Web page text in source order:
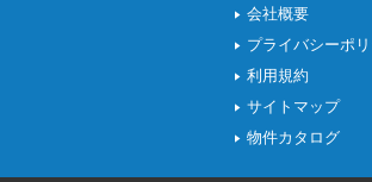
会社概要
プライバシーポ
利用規約
サイトマップ
物件カタログ